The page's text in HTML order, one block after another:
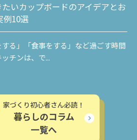
いカップボードのアイデアとお
例10選
る」「食事をする」など過ごす時間
チンは、で...
家づくり初心者さん必読！
暮らしのコラム
一覧へ